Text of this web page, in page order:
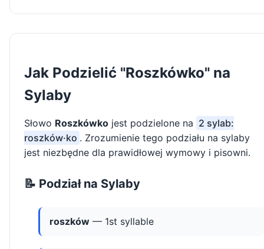
Jak Podzielić "Roszkówko" na
Sylaby
Słowo Roszkówko jest podzielone na 2 sylab:
roszków·ko . Zrozumienie tego podziału na sylaby
jest niezbędne dla prawidłowej wymowy i pisowni.
📝 Podział na Sylaby
roszków — 1st syllable